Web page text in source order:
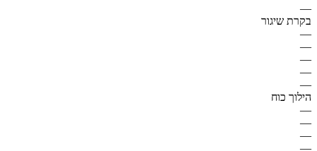
—
בקרת שיגור
—
—
—
—
—
הילוך כוח
—
—
—
—